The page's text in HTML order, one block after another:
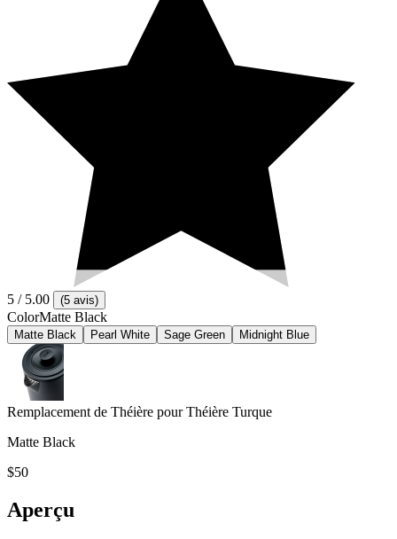
5 / 5.00 (5 avis)
ColorMatte Black
Matte Black Pearl White Sage Green Midnight Blue
Remplacement de Théière pour Théière Turque
Matte Black
$50
Aperçu